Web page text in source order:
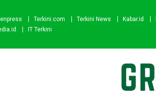
Terkini.com Terkini News Kabar.id
IT Terkini